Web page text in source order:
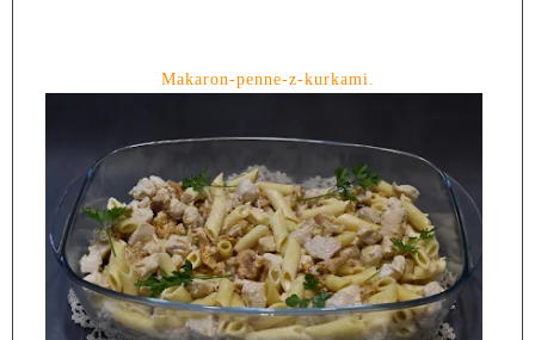
Makaron-penne-z-kurkami.